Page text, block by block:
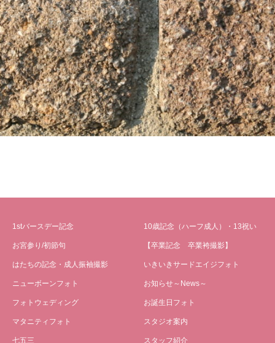
1stバースデー記念
お宮参り/初節句
はたちの記念・成人振袖撮影
ニューボーンフォト
フォトウェディング
マタニティフォト
七五三
10歳記念（ハーフ成人）・13祝い
【卒業記念 卒業袴撮影】
いきいきサードエイジフォト
お知らせ～News～
お誕生日フォト
スタジオ案内
スタッフ紹介